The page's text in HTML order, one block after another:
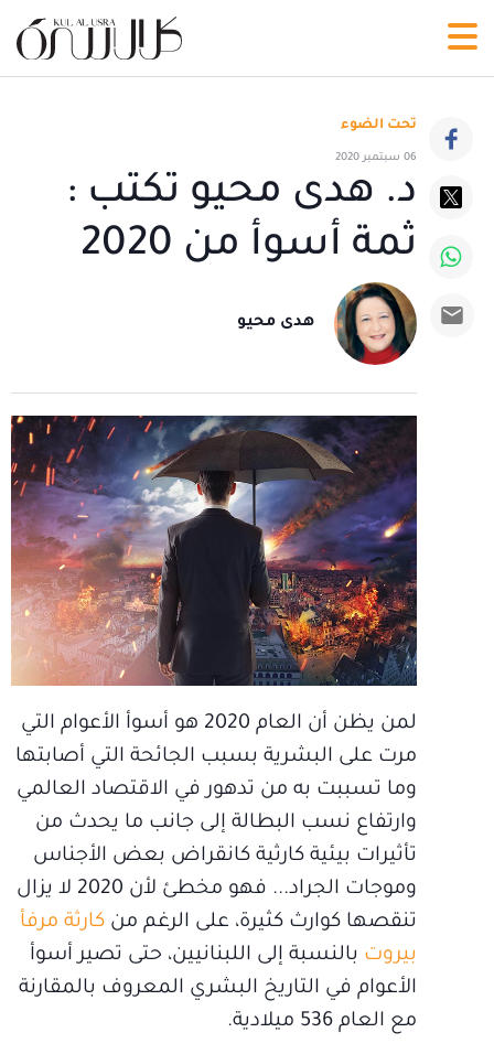
تحت الضوء
06 سبتمبر 2020
د. هدى محيو تكتب :
ثمة أسوأ من 2020
هدى محيو
لمن يظن أن العام 2020 هو أسوأ الأعوام التي
مرت على البشرية بسبب الجائحة التي أصابتها
وما تسببت به من تدهور في الاقتصاد العالمي
وارتفاع نسب البطالة إلى جانب ما يحدث من
تأثيرات بيئية كارثية كانقراض بعض الأجناس
وموجات الجراد... فهو مخطئ لأن 2020 لا يزال
تنقصها كوارث كثيرة، على الرغم من كارثة مرفأ
بيروت بالنسبة إلى اللبنانيين، حتى تصير أسوأ
الأعوام في التاريخ البشري المعروف بالمقارنة
مع العام 536 ميلادية.